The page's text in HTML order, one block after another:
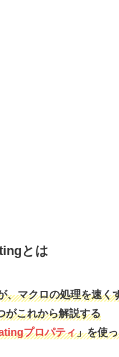
とは
、マクロの処理を速く
がこれから解説する
プロパティ」を使